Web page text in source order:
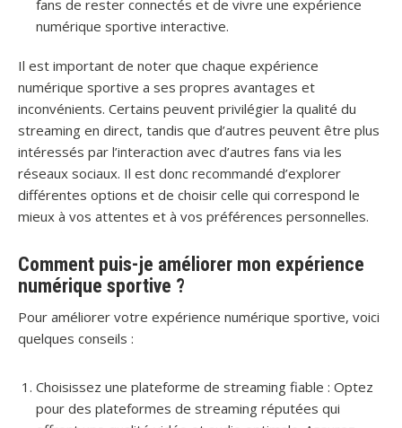
fans de rester connectés et de vivre une expérience
numérique sportive interactive.
Il est important de noter que chaque expérience
numérique sportive a ses propres avantages et
inconvénients. Certains peuvent privilégier la qualité du
streaming en direct, tandis que d’autres peuvent être plus
intéressés par l’interaction avec d’autres fans via les
réseaux sociaux. Il est donc recommandé d’explorer
différentes options et de choisir celle qui correspond le
mieux à vos attentes et à vos préférences personnelles.
Comment puis-je améliorer mon expérience
numérique sportive ?
Pour améliorer votre expérience numérique sportive, voici
quelques conseils :
Choisissez une plateforme de streaming fiable : Optez
pour des plateformes de streaming réputées qui